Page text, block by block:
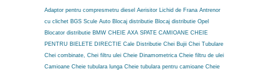
Adaptor pentru compresmetru diesel Aerisitor Lichid de Frana Antrenor
cu clichet BGS Scule Auto Blocaj distributie Blocaj distributie Opel
Blocator distributie BMW CHEIE AXA SPATE CAMIOANE CHEIE
PENTRU BIELETE DIRECTIE Cale Distributie Chei Bujii Chei Tubulare
Chei combinate, Chei filtru ulei Cheie Dinamometrica Cheie filtru de ulei
Camioane Cheie tubulara lunga Cheie tubulara pentru camioane Cheie